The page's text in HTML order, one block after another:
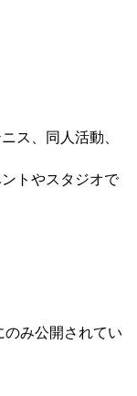
ス、同人活動、
トやスタジオで
のみ公開されてい